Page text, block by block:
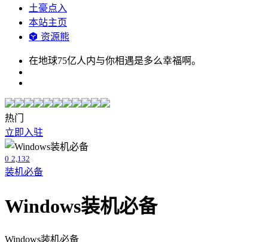
土豪点入
本站主页
资源熊
在地球75亿人内与你相遇是多么幸福啊。
热门
立即入驻
0 2,132
装机必备
Windows装机必备
Windows装机必备